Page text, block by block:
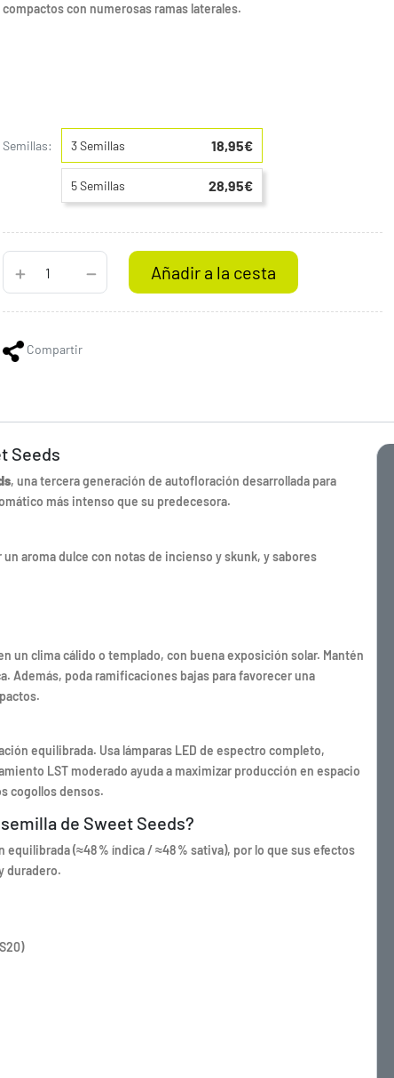
compactos con numerosas ramas laterales.
Semillas: 3 Semillas 18,95€
5 Semillas 28,95€
Añadir a la cesta
Compartir
Seeds
, una tercera generación de auto­floración desarrollada para
más intenso que su predecesora.
aroma dulce con notas de incienso y skunk, y sabores
un clima cálido o templado, con buena exposición solar. Mantén
Además, poda ramificaciones bajas para favorecer una
equilibrada. Usa lámparas LED de espectro completo,
LST moderado ayuda a maximizar producción en espacio
cogollos densos.
de Sweet Seeds?
(≈48 % índica / ≈48 % sativa), por lo que sus efectos
duradero.